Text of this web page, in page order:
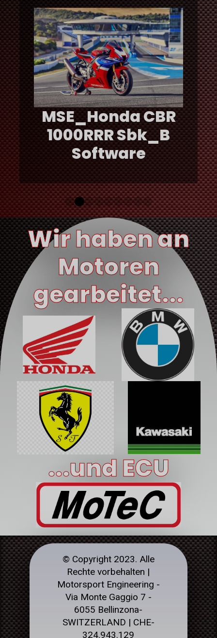
MSE_Honda CBR
1000RRR Sbk_B
Software
Wir haben an
Motoren
gearbeitet...
...und ECU
© Copyright 2023. Alle
Rechte vorbehalten |
Motorsport Engineering -
Via Monte Gaggio 7 -
6055 Bellinzona-
SWITZERLAND | CHE-
324.943.129